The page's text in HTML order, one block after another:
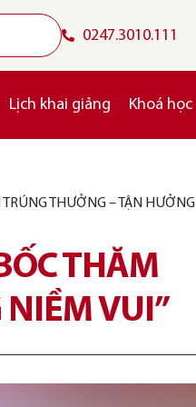
0247.3010.111
Lịch khai giảng Khoá học
TRÚNG THƯỞNG – TẬN HƯỞNG
THĂM
VUI”